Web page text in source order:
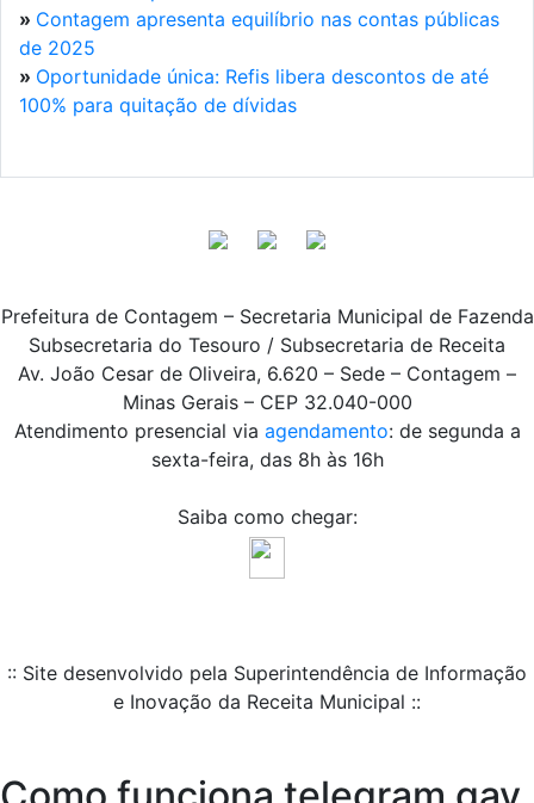
» Contagem apresenta equilíbrio nas contas públicas
de 2025
» Oportunidade única: Refis libera descontos de até
100% para quitação de dívidas
Prefeitura de Contagem – Secretaria Municipal de Fazenda
Subsecretaria do Tesouro / Subsecretaria de Receita
Av. João Cesar de Oliveira, 6.620 – Sede – Contagem –
Minas Gerais – CEP 32.040-000
Atendimento presencial via agendamento: de segunda a
sexta-feira, das 8h às 16h
Saiba como chegar:
:: Site desenvolvido pela Superintendência de Informação
e Inovação da Receita Municipal ::